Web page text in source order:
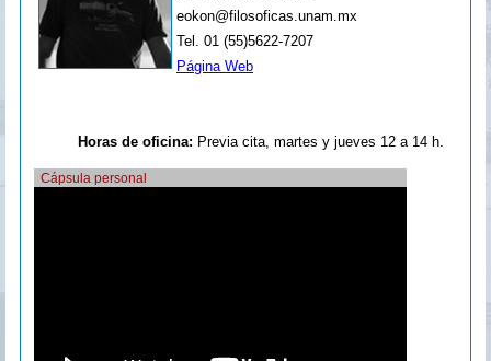
eokon@filosoficas.unam.mx
Tel. 01 (55)5622-7207
Página Web
Horas de oficina: Previa cita, martes y jueves 12 a 14 h.
Cápsula personal